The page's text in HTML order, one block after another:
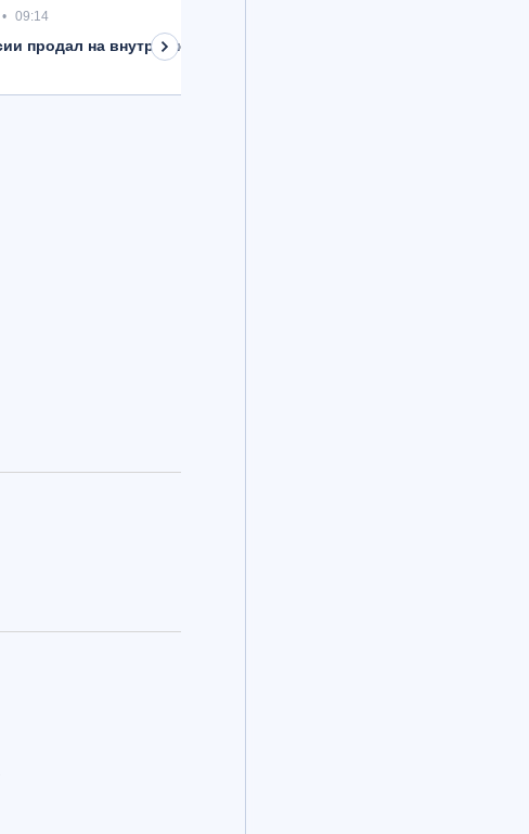
09:14
продал на внутреннем рынке валюту на 8,9 млрд рублей с